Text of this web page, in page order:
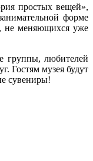
простых вещей»,
форме
не меняющихся уже
группы, любителей
Гостям музея будут
сувениры!